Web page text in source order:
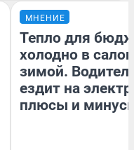
МНЕНИЕ
Тепло для
холодно в
зимой.
ездит на
плюсы и